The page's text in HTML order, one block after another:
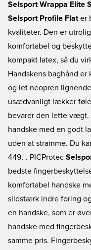
Selsport Wrappa Elite
Selsport Profile Flat er
kvaliteter. Den er
komfortabel og
kompakt latex, så du
Handskens baghånd
og let neopren
usædvanligt lækker
bevarer den lette vægt.
handske med en godt
uden at stramme. Du
449,-. PICProtec
bedste
komfortabel handske
slidstærk indre foring
en handske, som er
handske med
samme pris.